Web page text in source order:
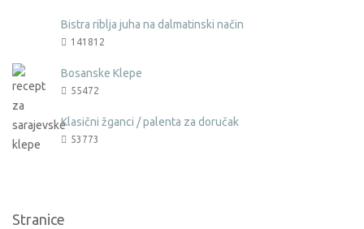
Bistra riblja juha na dalmatinski način
141812
Bosanske Klepe
55472
Klasični žganci / palenta za doručak
53773
Stranice